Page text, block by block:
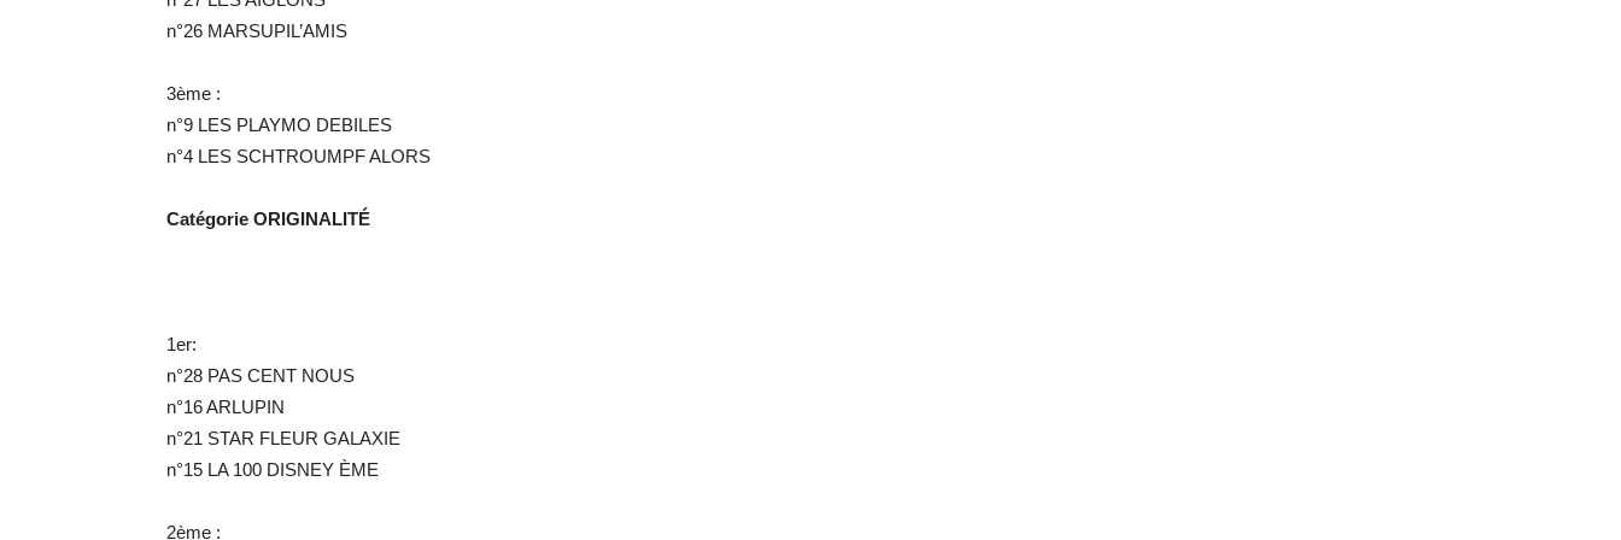
n°26 MARSUPIL’AMIS
3ème :
n°9 LES PLAYMO DEBILES
n°4 LES SCHTROUMPF ALORS
Catégorie ORIGINALITÉ
1er:
n°28 PAS CENT NOUS
n°16 ARLUPIN
n°21 STAR FLEUR GALAXIE
n°15 LA 100 DISNEY ÈME
2ème :